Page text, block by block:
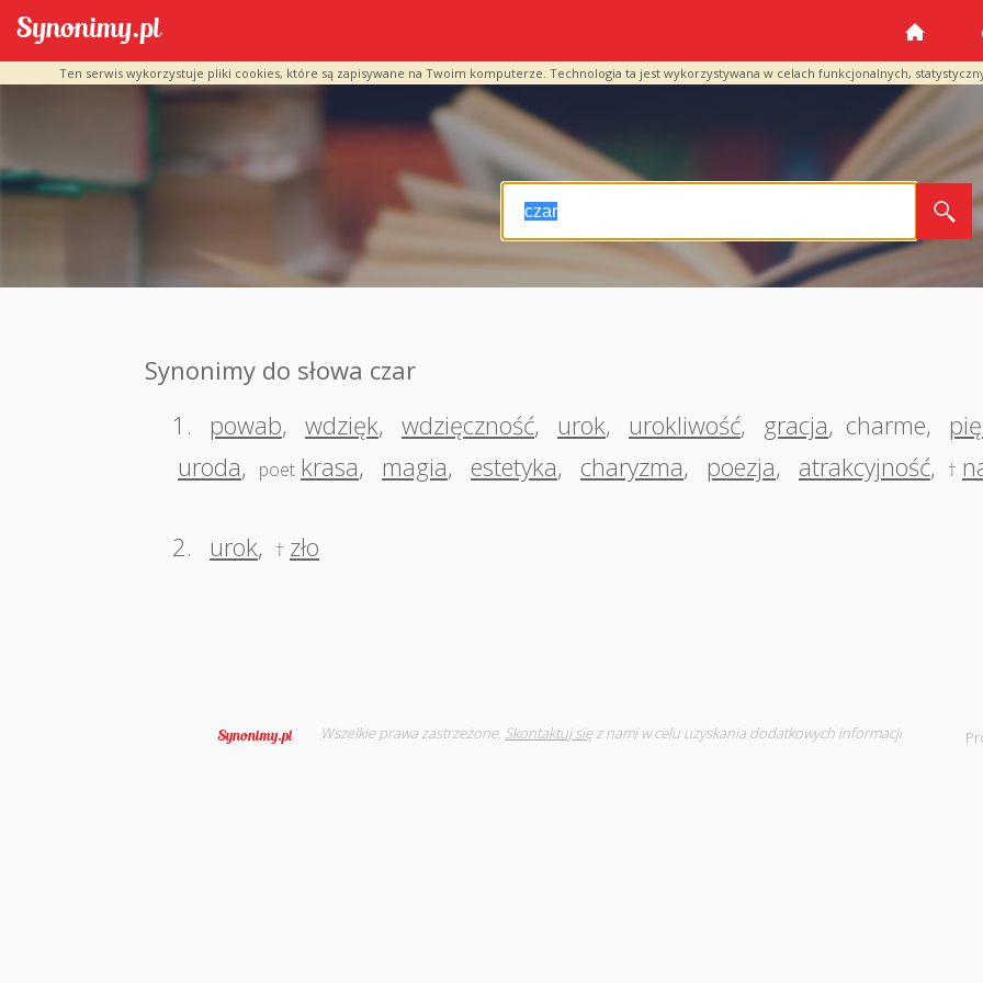
Ten serwis wykorzystuje pliki cookies, które są zapisywane na Twoim komputerze. Technologia ta jest wykorzystywana w celach funkcjonalnych,
Synonimy do słowa czar
1.
powab, wdzięk, wdzięczność, urok, urokliwość, gracja, charme,
uroda, poet krasa, magia, estetyka, charyzma, poezja, atrakcyjność, †
2. urok, † zło
Wszelkie prawa zastrzeżone. Skontaktuj sięz nami w celu uzyskania dodatkowych informacji